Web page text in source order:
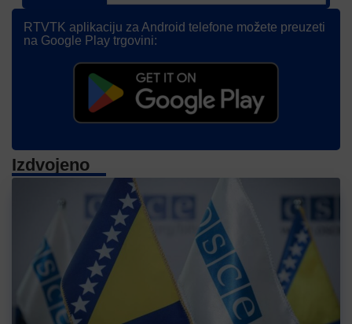
RTVTK aplikaciju za Android telefone možete preuzeti
na Google Play trgovini:
Izdvojeno